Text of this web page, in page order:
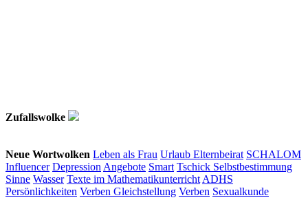
Zufallswolke
Neue Wortwolken Leben als Frau Urlaub Elternbeirat SCHALOM
Influencer Depression Angebote Smart Tschick Selbstbestimmung
Sinne Wasser Texte im Mathematikunterricht ADHS
Persönlichkeiten Verben Gleichstellung Verben Sexualkunde